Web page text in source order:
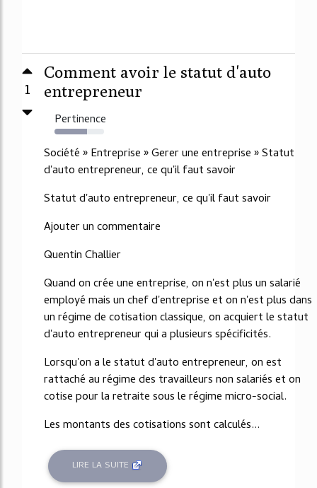
1
Comment avoir le statut d'auto
entrepreneur
Pertinence
66%
Société » Entreprise » Gerer une entreprise » Statut
d'auto entrepreneur, ce qu'il faut savoir
Statut d'auto entrepreneur, ce qu'il faut savoir
Ajouter un commentaire
Quentin Challier
Quand on crée une entreprise, on n'est plus un salarié
employé mais un chef d'entreprise et on n'est plus dans
un régime de cotisation classique, on acquiert le statut
d'auto entrepreneur qui a plusieurs spécificités.
Lorsqu'on a le statut d'auto entrepreneur, on est
rattaché au régime des travailleurs non salariés et on
cotise pour la retraite sous le régime micro-social.
Les montants des cotisations sont calculés...
LIRE LA SUITE